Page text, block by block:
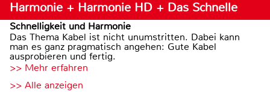
Harmonie + Harmonie HD + Das Schnelle
Schnelligkeit und Harmonie
Das Thema Kabel ist nicht unumstritten. Dabei kann
man es ganz pragmatisch angehen: Gute Kabel
ausprobieren und fertig.
>> Mehr erfahren
>> Alle anzeigen